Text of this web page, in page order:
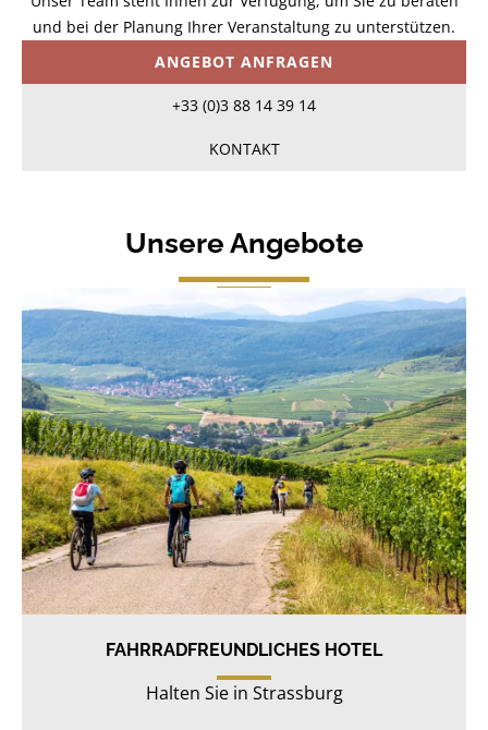
und bei der Planung Ihrer Veranstaltung zu unterstützen.
ANGEBOT ANFRAGEN
+33 (0)3 88 14 39 14
KONTAKT
Unsere Angebote
FAHRRADFREUNDLICHES HOTEL
Halten Sie in Strassburg